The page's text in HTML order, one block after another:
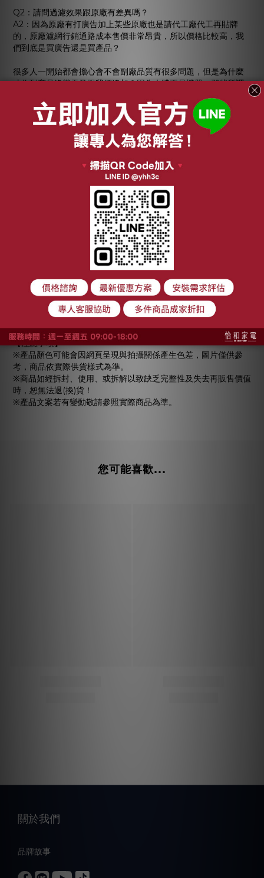
Q2：請問過濾效果跟原廠有差異嗎？
A2：因為原廠有打廣告加上某些原廠也是請代工廠代工再貼牌
的，原廠濾網行銷通路成本售價非常昂貴，所以價格比較高，我
們到底是買廣告還是買產品？
很多人一開始都會擔心會不會副廠品質有很多問題，但是為什麼
才收到商品沒幾天又跟我們追加？因為人體不是機器，那些所謂
買原廠貨？
我們商品品質好，而且只要原廠一半左右的經費就可以入手，所
以很多客戶一直幫我們介紹客人，這也是為什麼我們可以一直賣
值。如果人體使用上無法感覺差異，其實副廠反而是比較好的選
Q3：為什麼要不惜成本選擇低壓損濾紙？
A3：一分錢一分貨，低壓損HEPA是選購濾網材料很重要的一個
指標，低壓損能有效延長清淨機的壽命！
我們使用最新型H13等級漸進式玻璃纖維濾紙，在壓損的表現上比
一般舊型的少30%至50%，我們的融噴技術跟3M是同等級的，
使用上壽命長且濾淨效果更好，雖然這些客人從外觀無法看出
來，但是我們還是堅持使用好材料，以更實惠的價格提供給您，
您可以參考看看。
【注意事項】
※產品顏色可能會因網頁呈現與拍攝關係產生色差，圖片僅供參
考，商品依實際供貨樣式為準。
※商品如經拆封、使用、或拆解以致缺乏完整性及失去再販售價值
時，恕無法退(換)貨！
※產品文案若有變動敬請參照實際商品為準。
您可能喜歡...
關於我們
品牌故事